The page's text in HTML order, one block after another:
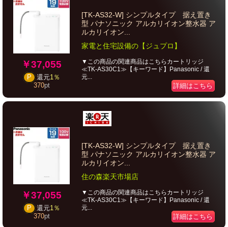
￥37,055
P 還元1％
370pt
[TK-AS32-W] シンプルタイプ 据え置き
型 パナソニック アルカリイオン整水器 ア
ルカリイオン...
家電と住宅設備の【ジュプロ】
▼この商品の関連商品はこちらカートリッジ
≪TK-AS30C1≫【キーワード】Panasonic / 還
元...
詳細はこちら
￥37,055
P 還元1％
370pt
[TK-AS32-W] シンプルタイプ 据え置き
型 パナソニック アルカリイオン整水器 ア
ルカリイオン...
住の森楽天市場店
▼この商品の関連商品はこちらカートリッジ
≪TK-AS30C1≫【キーワード】Panasonic / 還
元...
詳細はこちら